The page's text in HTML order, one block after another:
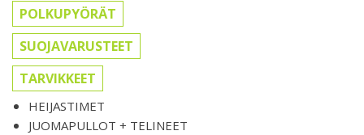
POLKUPYÖRÄT
SUOJAVARUSTEET
TARVIKKEET
HEIJASTIMET
JUOMAPULLOT + TELINEET